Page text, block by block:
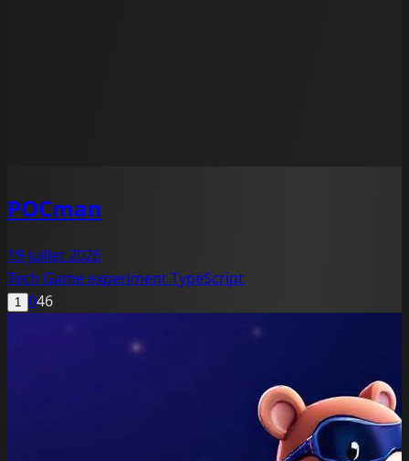
POCman
19 juillet 2026
Tech Game experimentTypeScript
1 046